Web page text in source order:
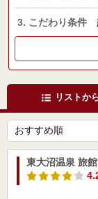
3. こだわり条件
リストか
東大沼温泉 旅